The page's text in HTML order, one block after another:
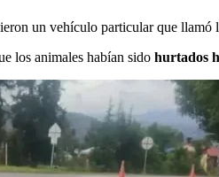
un vehículo particular que
los animales habían sido hurtados